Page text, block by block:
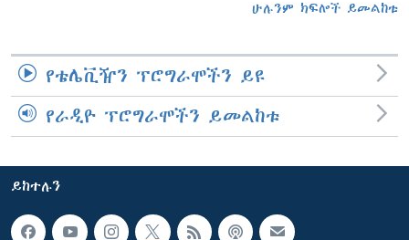
ሁሉንም ክፍሎች ይመልከቱ
የቴሌቪዥን ፕሮግራሞችን ይዩ
የራዲዮ ፕሮግራሞችን ይመልከቱ
ይከተሉን